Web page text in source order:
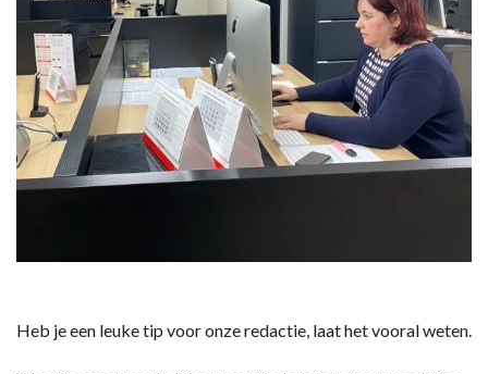
Heb je een leuke tip voor onze redactie, laat het vooral weten.